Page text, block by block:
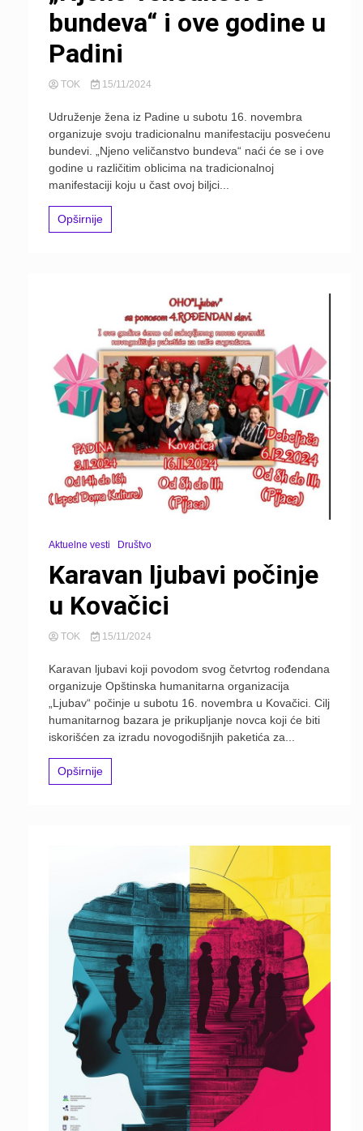
bundeva“ i ove godine u
Padini
TOK 15/11/2024
Udruženje žena iz Padine u subotu 16. novembra
organizuje svoju tradicionalnu manifestaciju posvećenu
bundevi. „Njeno veličanstvo bundeva“ naći će se i ove
godine u različitim oblicima na tradicionalnoj
manifestaciji koju u čast ovoj biljci...
Opširnije
Aktuelne vesti Društvo
Karavan ljubavi počinje
u Kovačici
TOK 15/11/2024
Karavan ljubavi koji povodom svog četvrtog rođendana
organizuje Opštinska humanitarna organizacija
„Ljubav“ počinje u subotu 16. novembra u Kovačici. Cilj
humanitarnog bazara je prikupljanje novca koji će biti
iskorišćen za izradu novogodišnjih paketića za...
Opširnije